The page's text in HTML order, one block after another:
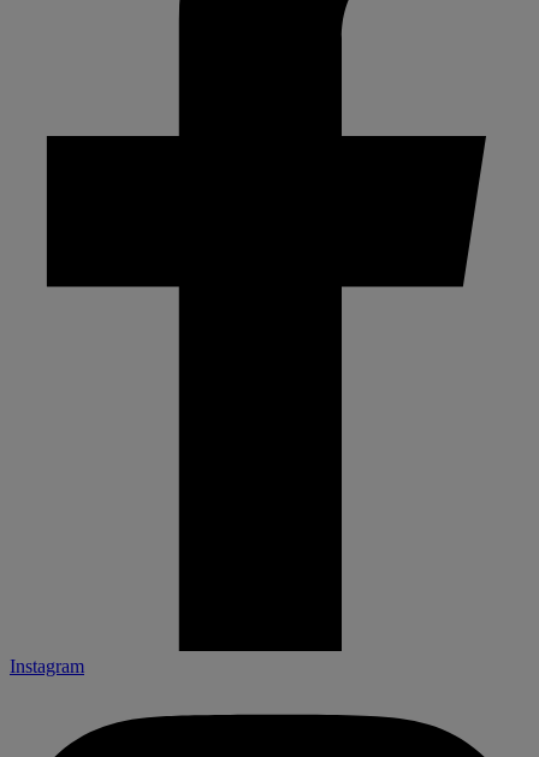
Instagram